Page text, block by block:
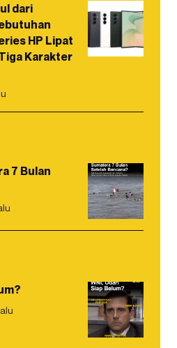
dari
HP Lipat
Karakter
7 Bulan